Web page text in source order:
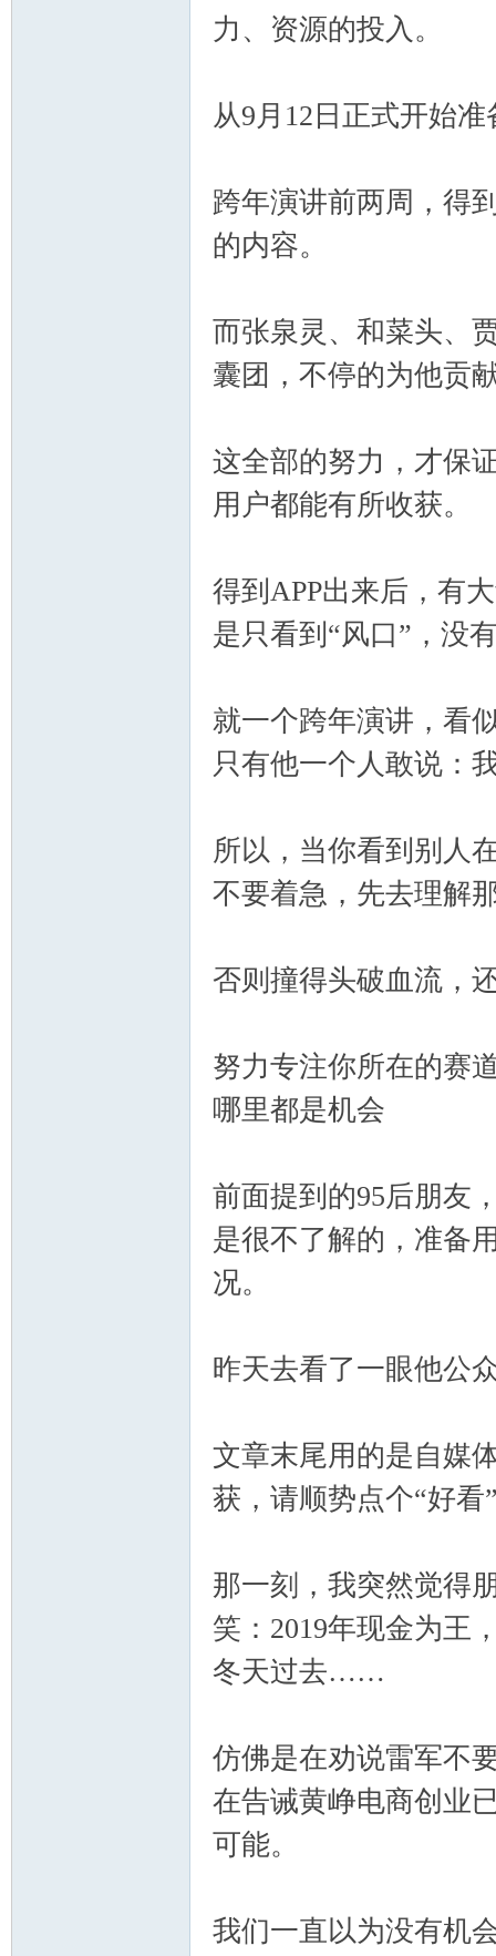
力、资源的投入。
从9月12日正式开始
跨年演讲前两周，得
的内容。
而张泉灵、和菜头、
囊团，不停的为他贡
这全部的努力，才保
用户都能有所收获。
得到APP出来后，有
是只看到“风口”，没
就一个跨年演讲，看
只有他一个人敢说：
所以，当你看到别人
不要着急，先去理解
否则撞得头破血流，
努力专注你所在的赛
哪里都是机会
前面提到的95后朋友
是很不了解的，准备
况。
昨天去看了一眼他公
文章末尾用的是自媒
获，请顺势点个“好看
那一刻，我突然觉得
笑：2019年现金为王
冬天过去……
仿佛是在劝说雷军不
在告诫黄峥电商创业
可能。
我们一直以为没有机